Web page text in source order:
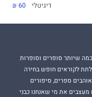
דיגיטלי 60 ₪
שיותר סופרים וסופרות
לקוראים חופש בחירה
ספרים, סיפורים
מעצבים את מי שאנחנו כבני